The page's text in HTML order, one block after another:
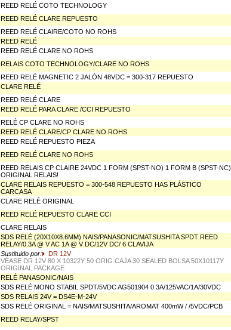
REED RELÉ COTO TECHNOLOGY
REED RELÉ CLARE REPUESTO
REED RELÉ CLAIRE/COTO NO ROHS
REED RELÉ
REED RELÉ CLARE NO ROHS
RELAIS COTO TECHNOLOGY/CLARE NO ROHS
REED RELÉ MAGNETIC 2 JALÓN 48VDC = 300-317 REPUESTO
CLARE RELÉ
REED RELÉ CLARE
REED RELÉ PARA CLARE /CCI REPUESTO
RELÉ CP CLARE NO ROHS
REED RELÉ CLARE/CP CLARE NO ROHS
REED RELÉ REPUESTO PIEZA
REED RELÉ CLARE NO ROHS
REED RELAIS CP CLAIRE 24VDC 1 FORM (SPST-NO) 1 FORM B (SPST-NC)
ORIGINAL RELAIS!
CLARE RELAIS REPUESTO = 300-548 REPUESTO HAS PLÁSTICO
CARCASA
CLARE RELÉ ORIGINAL
REED RELÉ REPUESTO CLARE CCI
CLARE RELAIS
SDS RELÉ (20X10X8.6MM) NAIS/PANASONIC/MATSUSHITA SPDT REED
RELAY/0.3A @ V AC 1A @ V DC/12V DC/ 6 CLAVIJA
Sustituido por:
DR 12V
VÉASE DR 12V 80 X 10322Y 50 ORIG CAJA 30 SEALED BOLSA 50X10117Y
ORIGINAL PACKAGE
RELÉ PANASONIC/NAIS
SDS RELÉ MONO STABIL SPDT/5VDC AG501904 0.3A/125VAC/1A/30VDC
SDS RELAIS 24V = DS4E-M-24V
SDS RELÉ ORIGINAL = NAIS/MATSUSHITA/AROMAT 400mW / /5VDC/PCB
REED RELAY/SPST